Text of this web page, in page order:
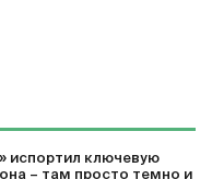
испортил ключевую
– там просто темно и